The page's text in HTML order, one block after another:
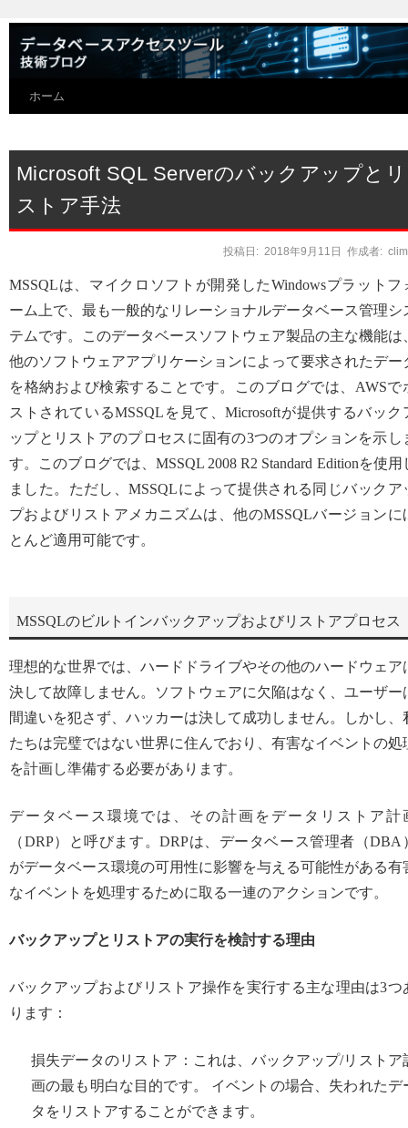
ホーム
Microsoft SQL Serverのバックアップとリ
ストア手法
投稿日: 2018年9月11日 作成者:
MSSQLは、マイクロソフトが開発したWindowsプラットフ
ーム上で、最も一般的なリレーショナルデータベース管理シ
テムです。このデータベースソフトウェア製品の主な機能は
他のソフトウェアアプリケーションによって要求されたデー
を格納および検索することです。このブログでは、AWSで
ストされているMSSQLを見て、Microsoftが提供するバック
ップとリストアのプロセスに固有の3つのオプションを示し
す。このブログでは、MSSQL 2008 R2 Standard Editionを使用
ました。ただし、MSSQLによって提供される同じバックア
プおよびリストアメカニズムは、他のMSSQLバージョンに
とんど適用可能です。
MSSQLのビルトインバックアップおよびリストアプロセス
理想的な世界では、ハードドライブやその他のハードウェア
決して故障しません。ソフトウェアに欠陥はなく、ユーザー
間違いを犯さず、ハッカーは決して成功しません。しかし、
たちは完璧ではない世界に住んでおり、有害なイベントの処
を計画し準備する必要があります。
データベース環境では、その計画をデータリストア計
（DRP）と呼びます。DRPは、データベース管理者（DBA
がデータベース環境の可用性に影響を与える可能性がある有
なイベントを処理するために取る一連のアクションです。
バックアップとリストアの実行を検討する理由
バックアップおよびリストア操作を実行する主な理由は3つ
ります：
損失データのリストア：これは、バックアップ/リストア
画の最も明白な目的です。 イベントの場合、失われたデ
タをリストアすることができます。